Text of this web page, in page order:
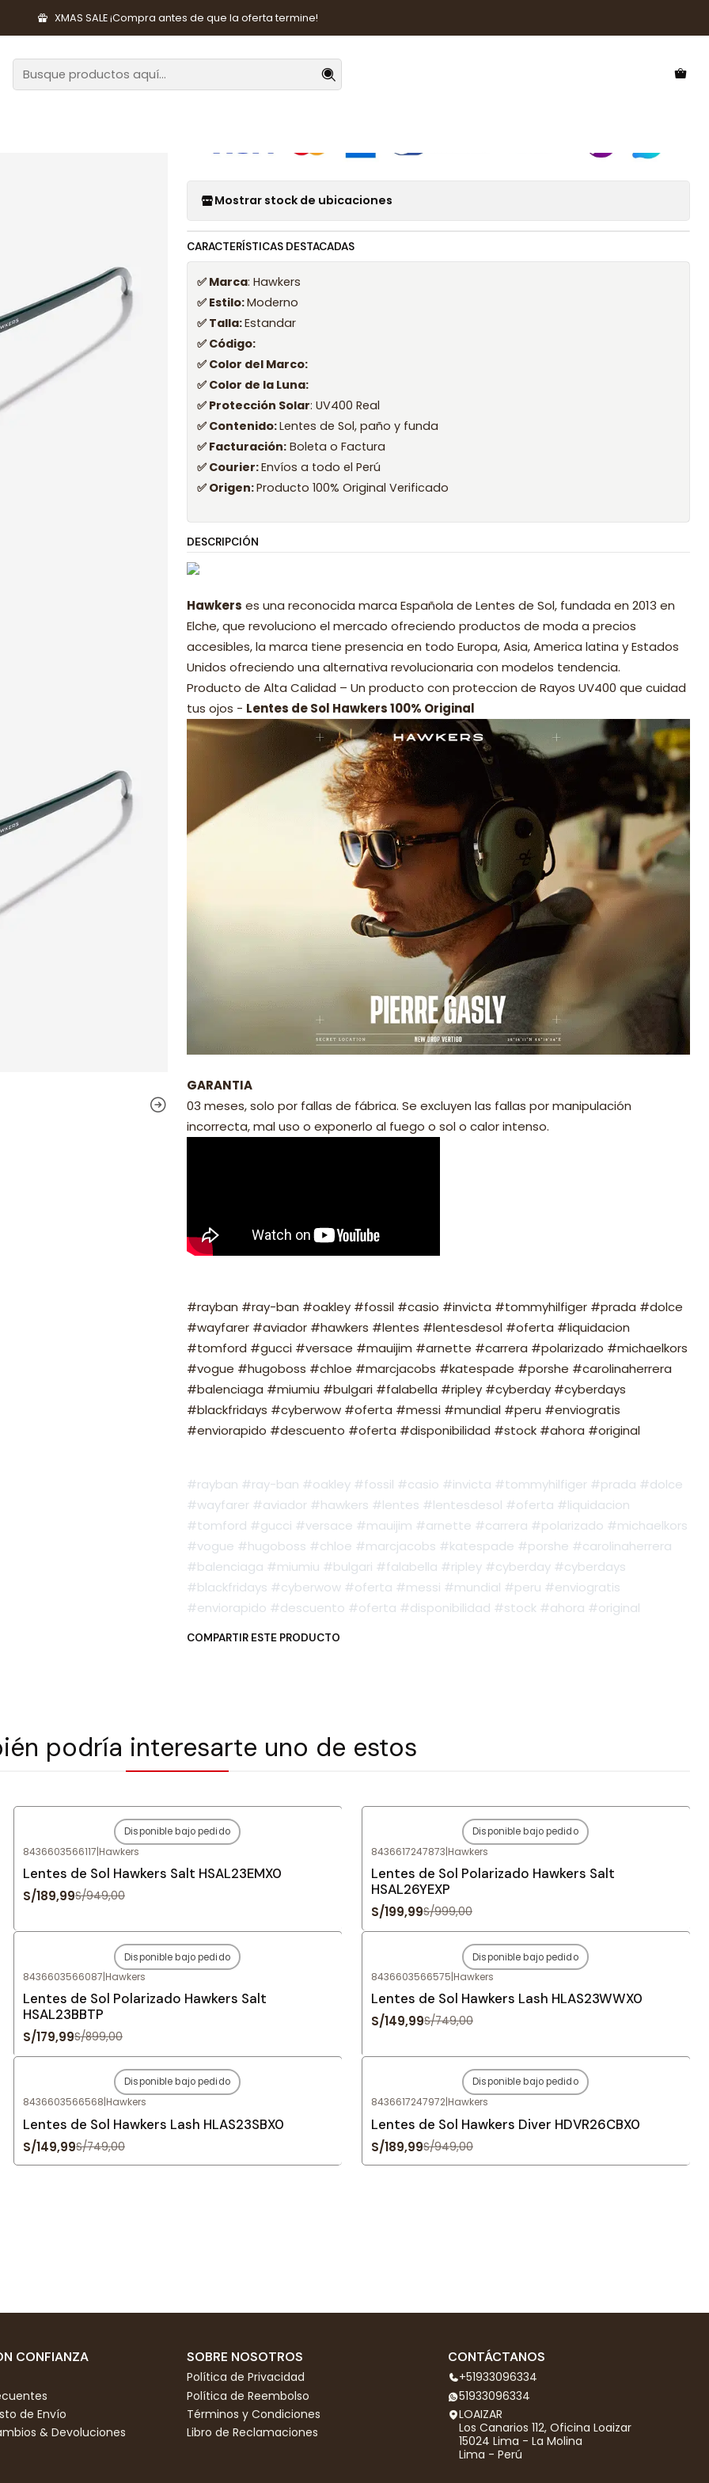
XMAS SALE ¡Compra antes de que la oferta termine!
de Moda Lentes y Accesorios Lentes de Sol Lentes de Sol Hawkers Salt HSAL26EET0
Lentes de Sol Hawkers Salt HSAL26EET0
Mostrar stock de ubicaciones
CARACTERÍSTICAS DESTACADAS
✅ Marca: Hawkers
✅ Estilo:Moderno
✅ Talla:Estandar
✅ Código:
✅ Color del Marco:
✅ Color de la Luna:
✅ Protección Solar: UV400 Real
✅ Contenido:Lentes de Sol, paño y funda
✅ Facturación: Boleta o Factura
✅ Courier:Envíos a todo el Perú
✅ Origen:Producto 100% Original Verificado
DESCRIPCIÓN
Hawkers es una reconocida marca Española de Lentes de Sol, fundada en 2013 en
Elche, que revoluciono el mercado ofreciendo productos de moda a precios
accesibles, la marca tiene presencia en todo Europa, Asia, America latina y Estados
Unidos ofreciendo una alternativa revolucionaria con modelos tendencia.
Producto de Alta Calidad – Un producto con proteccion de Rayos UV400 que cuidad
tus ojos - Lentes de Sol Hawkers 100% Original
GARANTIA
03 meses, solo por fallas de fábrica. Se excluyen las fallas por manipulación
incorrecta, mal uso o exponerlo al fuego o sol o calor intenso.
#rayban #ray-ban #oakley #fossil #casio #invicta #tommyhilfiger #prada #dolce
#wayfarer #aviador #hawkers #lentes #lentesdesol #oferta #liquidacion
#tomford #gucci #versace #mauijim #arnette #carrera #polarizado #michaelkors
#vogue #hugoboss #chloe #marcjacobs #katespade #porshe #carolinaherrera
#balenciaga #miumiu #bulgari #falabella #ripley #cyberday #cyberdays
#blackfridays #cyberwow #oferta #messi #mundial #peru #enviogratis
#enviorapido #descuento #oferta #disponibilidad #stock #ahora #original
#rayban #ray-ban #oakley #fossil #casio #invicta #tommyhilfiger #prada #dolce
#wayfarer #aviador #hawkers #lentes #lentesdesol #oferta #liquidacion
#tomford #gucci #versace #mauijim #arnette #carrera #polarizado #michaelkors
#vogue #hugoboss #chloe #marcjacobs #katespade #porshe #carolinaherrera
#balenciaga #miumiu #bulgari #falabella #ripley #cyberday #cyberdays
#blackfridays #cyberwow #oferta #messi #mundial #peru #enviogratis
#enviorapido #descuento #oferta #disponibilidad #stock #ahora #original
COMPARTIR ESTE PRODUCTO
podría interesarte uno de estos
Agotado
Disponible bajo pedido
8436603566117|Hawkers
Lentes de Sol Hawkers Salt HSAL23EMX0
S/189,99S/949,00
Agotado
Disponible bajo pedido
8436617247873|Hawkers
Lentes de Sol Polarizado Hawkers Salt
HSAL26YEXP
S/199,99S/999,00
Agotado
Disponible bajo pedido
8436603566087|Hawkers
Lentes de Sol Polarizado Hawkers Salt
HSAL23BBTP
S/179,99S/899,00
Agotado
Disponible bajo pedido
8436603566575|Hawkers
Lentes de Sol Hawkers Lash HLAS23WWX0
S/149,99S/749,00
Agotado
Disponible bajo pedido
8436603566568|Hawkers
Lentes de Sol Hawkers Lash HLAS23SBX0
S/149,99S/749,00
Agotado
Disponible bajo pedido
8436617247972|Hawkers
Lentes de Sol Hawkers Diver HDVR26CBX0
S/189,99S/949,00
CONFIANZA
de Envío
& Devoluciones
SOBRE NOSOTROS
Política de Privacidad
Política de Reembolso
Términos y Condiciones
Libro de Reclamaciones
CONTÁCTANOS
+51933096334
51933096334
LOAIZAR
Los Canarios 112, Oficina Loaizar
15024 Lima - La Molina
Lima - Perú